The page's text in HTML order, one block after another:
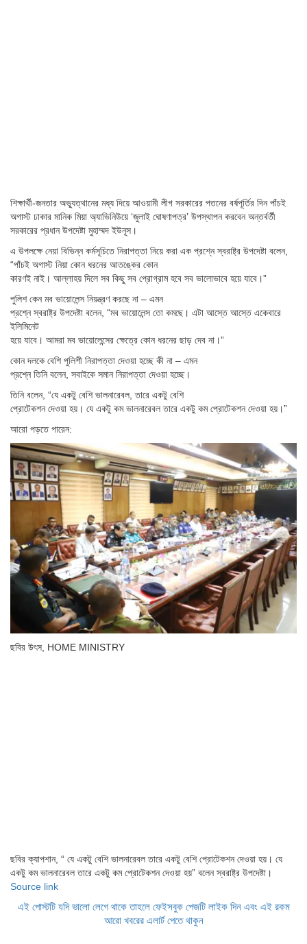
শিক্ষার্থী-জনতার অভ্যুত্থানের মধ্য দিয়ে আওয়ামী লীগ সরকারের পতনের বর্ষপূর্তির দিন পাঁচই
অগাস্ট ঢাকার মানিক মিয়া অ্যাভিনিউয়ে ‘জুলাই ঘোষণাপত্র’ উপস্থাপন করবেন অন্তর্বর্তী
সরকারের প্রধান উপদেষ্টা মুহাম্মদ ইউনূস।
এ উপলক্ষে নেয়া বিভিন্ন কর্মসূচিতে নিরাপত্তা নিয়ে করা এক প্রশ্নে স্বরাষ্ট্র উপদেষ্টা বলেন,
“পাঁচই অগাস্ট নিয়া কোন ধরনের আতঙ্কের কোন
কারণই নাই। আল্লাহয় দিলে সব কিছু সব প্রোগ্রাম হবে সব ভালোভাবে হয়ে যাবে।”
পুলিশ কেন মব ভায়োলেন্স নিয়ন্ত্রণ করছে না – এমন
প্রশ্নে স্বরাষ্ট্র উপদেষ্টা বলেন, “মব ভায়োলেন্স তো কমছে। এটা আস্তে আস্তে একেবারে
ইলিমিনেট
হয়ে যাবে। আমরা মব ভায়োলেন্সের ক্ষেত্রে কোন ধরনের ছাড় দেব না।”
কোন দলকে বেশি পুলিশী নিরাপত্তা দেওয়া হচ্ছে কী না – এমন
প্রশ্নে তিনি বলেন, সবাইকে সমান নিরাপত্তা দেওয়া হচ্ছে।
তিনি বলেন, “যে একটু বেশি ভালনারেবল, তারে একটু বেশি
প্রোটেকশন দেওয়া হয়। যে একটু কম ভালনারেবল তারে একটু কম প্রোটেকশন দেওয়া হয়।”
আরো পড়তে পারেন:
ছবির উৎস, HOME MINISTRY
ছবির ক্যাপশান, “ যে একটু বেশি ভালনারেবল তারে একটু বেশি প্রোটেকশন দেওয়া হয়। যে
একটু কম ভালনারেবল তারে একটু কম প্রোটেকশন দেওয়া হয়” বলেন স্বরাষ্ট্র উপদেষ্টা।
Source link
এই পোস্টটি যদি ভালো লেগে থাকে তাহলে ফেইসবুক পেজটি লাইক দিন এবং এই রকম
আরো খবরের এলার্ট পেতে থাকুন